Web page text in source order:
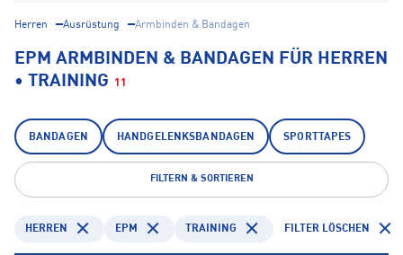
Herren Ausrüstung Armbinden & Bandagen
EPM ARMBINDEN & BANDAGEN FÜR HERREN
• TRAINING
11
BANDAGEN HANDGELENKSBANDAGEN SPORTTAPES
FILTERN & SORTIEREN
HERREN EPM TRAINING FILTER LÖSCHEN